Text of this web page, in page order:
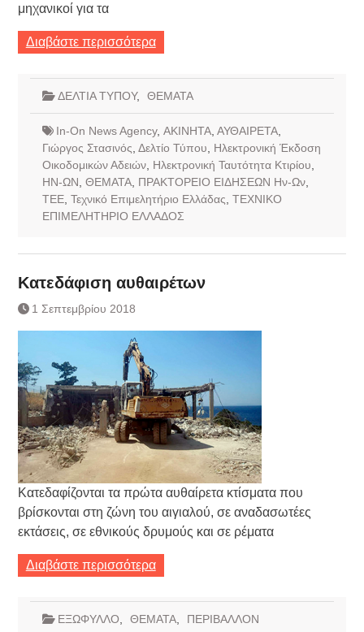
μηχανικοί για τα
Διαβάστε περισσότερα
ΔΕΛΤΙΑ ΤΥΠΟΥ, ΘΕΜΑΤΑ
In-On News Agency, ΑΚΙΝΗΤΑ, ΑΥΘΑΙΡΕΤΑ,
Γιώργος Στασινός Δελτίο Τύπου
Ηλεκτρονική Έκδοση
Οικοδομικών Αδειών, Ηλεκτρονική Ταυτότητα Κτιρίου
ΗΝ-ΩΝ ΘΕΜΑΤΑ, ΠΡΑΚΤΟΡΕΙΟ ΕΙΔΗΣΕΩΝ Ην-Ων,
ΤΕΕ, Τεχνικό Επιμελητήριο Ελλάδας ΤΕΧΝΙΚΟ
ΕΠΙΜΕΛΗΤΗΡΙΟ ΕΛΛΑΔΟΣ
Κατεδάφιση αυθαιρέτων
1 Σεπτεμβρίου 2018
Κατεδαφίζονται τα πρώτα αυθαίρετα κτίσματα που
βρίσκονται στη ζώνη του αιγιαλού, σε αναδασωτέες
εκτάσεις, σε εθνικούς δρυμούς και σε ρέματα
Διαβάστε περισσότερα
ΕΞΩΦΥΛΛΟ ΘΕΜΑΤΑ, ΠΕΡΙΒΑΛΛΟΝ